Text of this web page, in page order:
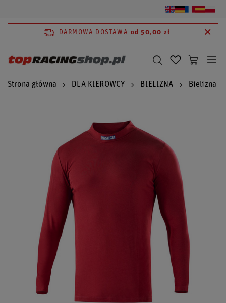
DARMOWA DOSTAWA od 50,00 zł
Strona główna DLA KIEROWCY BIELIZNA Bielizna